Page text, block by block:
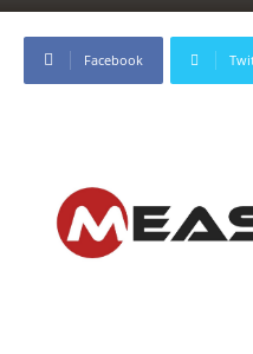
Janeiro 23, 2026
Facebook